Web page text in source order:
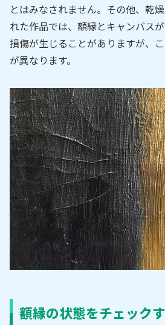
とはみなされません。その他、乾
れた作品では、額縁とキャンバス
損傷が生じることがありますが、
が異なります。
額縁の状態をチェック